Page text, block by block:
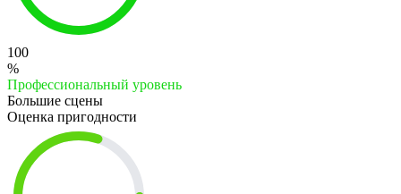
100
%
Профессиональный уровень
Большие сцены
Оценка пригодности